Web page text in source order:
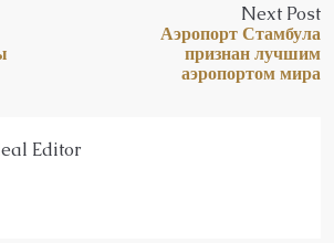
Next Post
Аэропорт Стамбула
признан лучшим
аэропортом мира
Editor